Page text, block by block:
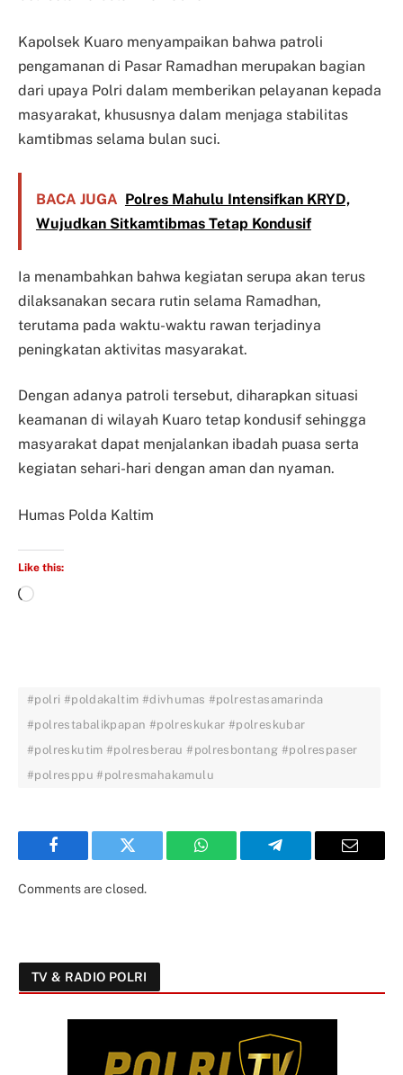
Kapolsek Kuaro menyampaikan bahwa patroli
pengamanan di Pasar Ramadhan merupakan bagian
dari upaya Polri dalam memberikan pelayanan kepada
masyarakat, khususnya dalam menjaga stabilitas
kamtibmas selama bulan suci.
BACA JUGA Polres Mahulu Intensifkan KRYD,
Wujudkan Sitkamtibmas Tetap Kondusif
Ia menambahkan bahwa kegiatan serupa akan terus
dilaksanakan secara rutin selama Ramadhan,
terutama pada waktu-waktu rawan terjadinya
peningkatan aktivitas masyarakat.
Dengan adanya patroli tersebut, diharapkan situasi
keamanan di wilayah Kuaro tetap kondusif sehingga
masyarakat dapat menjalankan ibadah puasa serta
kegiatan sehari-hari dengan aman dan nyaman.
Humas Polda Kaltim
Like this:
#polri #poldakaltim #divhumas #polrestasamarinda
#polrestabalikpapan #polreskukar #polreskubar
#polreskutim #polresberau #polresbontang #polrespaser
#polresppu #polresmahakamulu
Facebook Twitter WhatsApp Telegram Email
Comments are closed.
TV & RADIO POLRI